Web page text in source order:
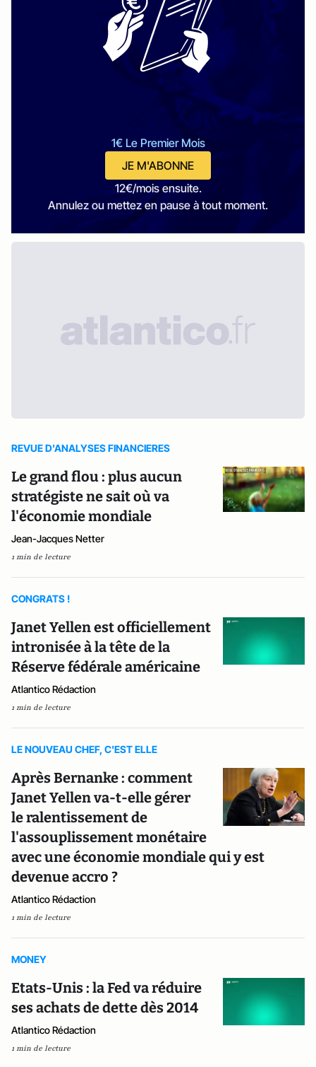
1€ Le Premier Mois
JE M'ABONNE
12€/mois ensuite.
Annulez ou mettez en pause à tout moment.
REVUE D'ANALYSES FINANCIERES
Le grand flou : plus aucun
stratégiste ne sait où va
l'économie mondiale
Jean-Jacques Netter
1 min de lecture
CONGRATS !
Janet Yellen est officiellement
intronisée à la tête de la
Réserve fédérale américaine
Atlantico Rédaction
1 min de lecture
LE NOUVEAU CHEF, C'EST ELLE
Après Bernanke : comment
Janet Yellen va-t-elle gérer
le ralentissement de
l'assouplissement monétaire
avec une économie mondiale qui y est
devenue accro ?
Atlantico Rédaction
1 min de lecture
MONEY
Etats-Unis : la Fed va réduire
ses achats de dette dès 2014
Atlantico Rédaction
1 min de lecture